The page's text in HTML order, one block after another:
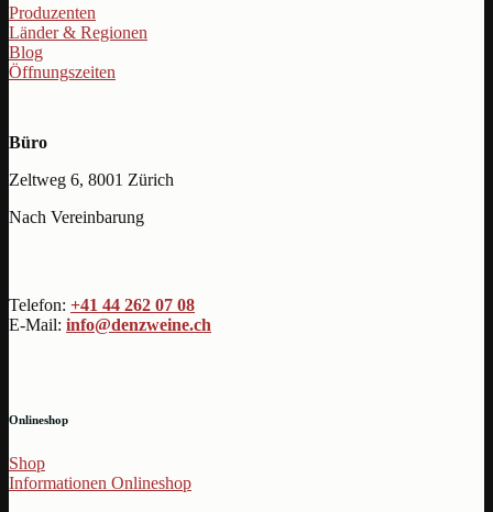
Produzenten
Länder & Regionen
Blog
Öffnungszeiten
Büro
Zeltweg 6, 8001 Zürich
Nach Vereinbarung
Telefon: +41 44 262 07 08
E-Mail: info@denzweine.ch
Onlineshop
Shop
Informationen Onlineshop